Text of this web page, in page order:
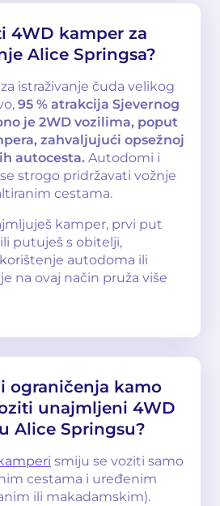
4WD kamper za
Alice Springsa?
istraživanje čuda velikog
95 % atrakcija Sjevernog
je 2WD vozilima, poput
zahvaljujući opsežnoj
autocesta. Autodomi i
strogo pridržavati vožnje
cestama.
kamper, prvi put
putuješ s obitelji,
autodoma ili
na ovaj način pruža više
ograničenja kamo
unajmljeni 4WD
Alice Springsu?
smiju se voziti samo
cestama i uređenim
ili makadamskim).